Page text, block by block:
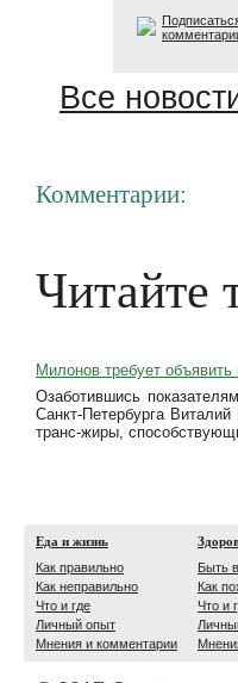
Все
Комментарии:
Читайте
Милонов требует объявить
Озаботившись
Санкт-Петербурга
транс-жиры,
Еда и жизнь
Как правильно
Как неправильно
Что и где
Личный опыт
Мнения и комментарии
Быть
Как
Что и